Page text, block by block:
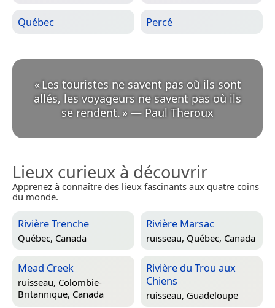
Québec Percé
«Les touristes ne savent pas où ils sont
allés, les voyageurs ne savent pas où ils
se rendent. » — Paul Theroux
Lieux curieux à découvrir
Apprenez à connaître des lieux fascinants aux quatre coins
du monde.
Rivière Trenche
Québec, Canada
Rivière Marsac
ruisseau, Québec, Canada
Mead Creek
ruisseau, Colombie-
Britannique, Canada
Rivière du Trou aux
Chiens
ruisseau, Guadeloupe